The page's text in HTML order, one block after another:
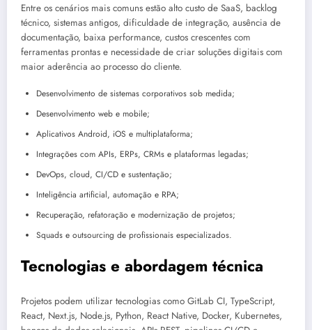
Entre os cenários mais comuns estão alto custo de SaaS, backlog
técnico, sistemas antigos, dificuldade de integração, ausência de
documentação, baixa performance, custos crescentes com
ferramentas prontas e necessidade de criar soluções digitais com
maior aderência ao processo do cliente.
Desenvolvimento de sistemas corporativos sob medida;
Desenvolvimento web e mobile;
Aplicativos Android, iOS e multiplataforma;
Integrações com APIs, ERPs, CRMs e plataformas legadas;
DevOps, cloud, CI/CD e sustentação;
Inteligência artificial, automação e RPA;
Recuperação, refatoração e modernização de projetos;
Squads e outsourcing de profissionais especializados.
Tecnologias e abordagem técnica
Projetos podem utilizar tecnologias como GitLab CI, TypeScript,
React, Next.js, Node.js, Python, React Native, Docker, Kubernetes,